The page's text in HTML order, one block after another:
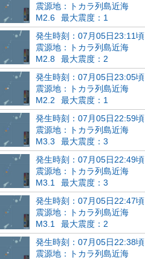
震源地：トカラ列島近海
M2.6
最大震度：1
発生時刻：07月05日23:11頃
震源地：トカラ列島近海
M2.8
最大震度：2
発生時刻：07月05日23:05頃
震源地：トカラ列島近海
M2.2
最大震度：1
発生時刻：07月05日22:59頃
震源地：トカラ列島近海
M3.3
最大震度：3
発生時刻：07月05日22:49頃
震源地：トカラ列島近海
M3.1
最大震度：3
発生時刻：07月05日22:47頃
震源地：トカラ列島近海
M3.1
最大震度：2
発生時刻：07月05日22:38頃
震源地：トカラ列島近海